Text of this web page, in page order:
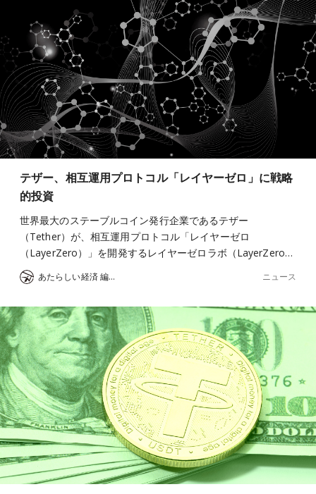
テザー、相互運用プロトコル「レイヤーゼロ」に戦略
的投資
世界最大のステーブルコイン発行企業であるテザー
（Tether）が、相互運用プロトコル「レイヤーゼロ
（LayerZero）」を開発するレイヤーゼロラボ（LayerZero…
あたらしい経済 編集部 ニュース